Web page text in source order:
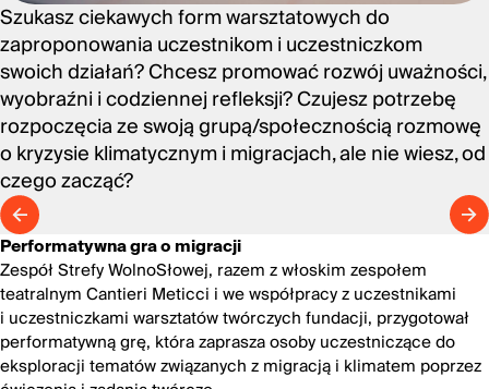
Szukasz ciekawych form warsztatowych do
zaproponowania uczestnikom i uczestniczkom
swoich działań? Chcesz promować rozwój uważności,
wyobraźni i codziennej refleksji? Czujesz potrzebę
rozpoczęcia ze swoją grupą/społecznością rozmowę
o kryzysie klimatycznym i migracjach, ale nie wiesz, od
czego zacząć?
Performatywna gra o migracji
Zespół Strefy WolnoSłowej, razem z włoskim zespołem
teatralnym Cantieri Meticci i we współpracy z uczestnikami
i uczestniczkami warsztatów twórczych fundacji, przygotował
performatywną grę, która zaprasza osoby uczestniczące do
eksploracji tematów związanych z migracją i klimatem poprzez